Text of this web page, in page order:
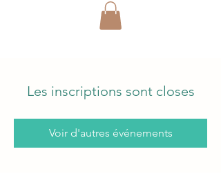
Les inscriptions sont closes
Voir d'autres événements